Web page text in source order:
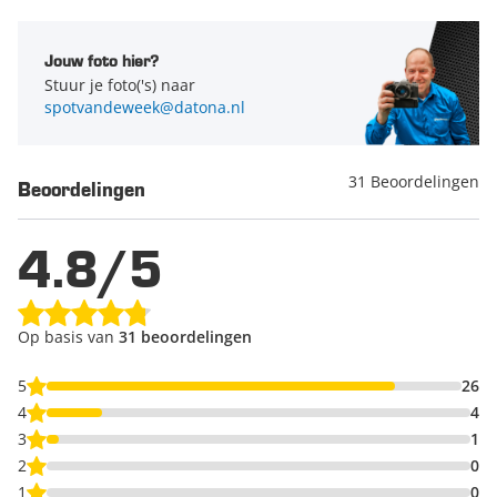
Jouw foto hier?
Stuur je foto('s) naar
spotvandeweek@datona.nl
Beoordelingen 31 Beoordelingen
4.8/5
Op basis van 31 beoordelingen
5
26
4
4
3
1
2
0
1
0